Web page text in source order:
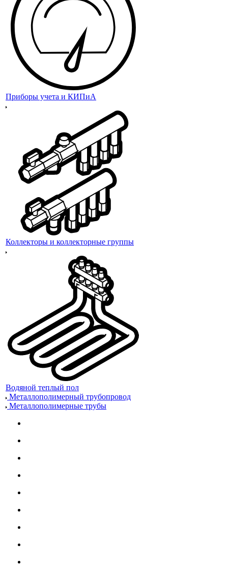
Приборы учета и КИПиА
Коллекторы и коллекторные группы
Водяной теплый пол
Металлополимерный трубопровод
Металлополимерные трубы